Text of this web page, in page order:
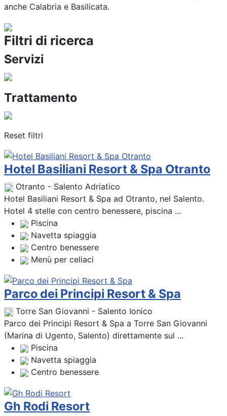
anche Calabria e Basilicata.
Filtri di ricerca
Servizi
Trattamento
Reset filtri
Hotel Basiliani Resort & Spa Otranto
Otranto - Salento Adriatico
Hotel Basiliani Resort & Spa ad Otranto, nel Salento.
Hotel 4 stelle con centro benessere, piscina ...
Piscina
Navetta spiaggia
Centro benessere
Menù per celiaci
Parco dei Principi Resort & Spa
Torre San Giovanni - Salento Ionico
Parco dei Principi Resort & Spa a Torre San Giovanni
(Marina di Ugento, Salento) direttamente sul ...
Piscina
Navetta spiaggia
Centro benessere
Gh Rodi Resort